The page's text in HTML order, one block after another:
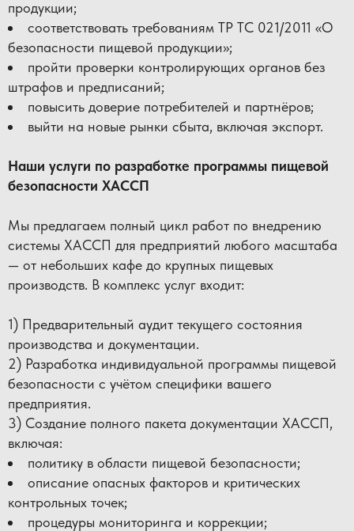
продукции;
соответствовать требованиям ТР ТС 021/2011 «О
безопасности пищевой продукции»;
пройти проверки контролирующих органов без
штрафов и предписаний;
повысить доверие потребителей и партнёров;
выйти на новые рынки сбыта, включая экспорт.
Наши услуги по разработке программы пищевой
безопасности ХАССП
Мы предлагаем полный цикл работ по внедрению
системы ХАССП для предприятий любого масштаба
— от небольших кафе до крупных пищевых
производств. В комплекс услуг входит:
1) Предварительный аудит текущего состояния
производства и документации.
2) Разработка индивидуальной программы пищевой
безопасности с учётом специфики вашего
предприятия.
3) Создание полного пакета документации ХАССП,
включая:
политику в области пищевой безопасности;
описание опасных факторов и критических
контрольных точек;
процедуры мониторинга и коррекции;